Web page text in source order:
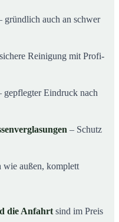
gründlich auch an schwer
Reinigung mit Profi-
gepflegter Eindruck nach
– Schutz
wie außen, komplett
die Anfahrt sind im Preis